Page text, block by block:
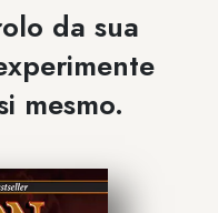
da sua
mesmo.